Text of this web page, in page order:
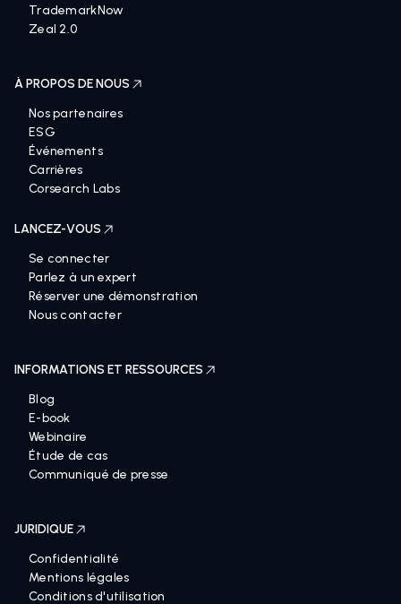
TrademarkNow
Zeal 2.0
À PROPOS DE NOUS
Nos partenaires
ESG
Événements
Carrières
Corsearch Labs
LANCEZ-VOUS
Se connecter
Parlez à un expert
Réserver une démonstration
Nous contacter
INFORMATIONS ET RESSOURCES
Blog
E-book
Webinaire
Étude de cas
Communiqué de presse
JURIDIQUE
Confidentialité
Mentions légales
Conditions d'utilisation